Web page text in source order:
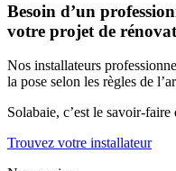
Besoin d’un
votre projet de
Nos installateurs
la pose selon les règles de
Solabaie, c’est le savoir-
Trouvez votre installateur